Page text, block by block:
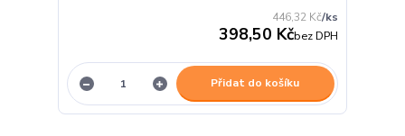
446,32 Kč/ks
398,50 Kčbez DPH
Přidat do košíku